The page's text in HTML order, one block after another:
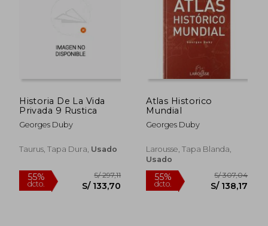
dcto.
Historia De La Vida
Privada 9 Rustica
Georges Duby
Taurus, Tapa Dura, Usado
Atlas Historico
Mundial
Georges Duby
Larousse, Tapa Blanda,
Usado